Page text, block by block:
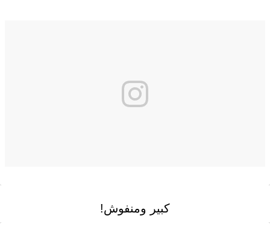
كبير ومنفوش!